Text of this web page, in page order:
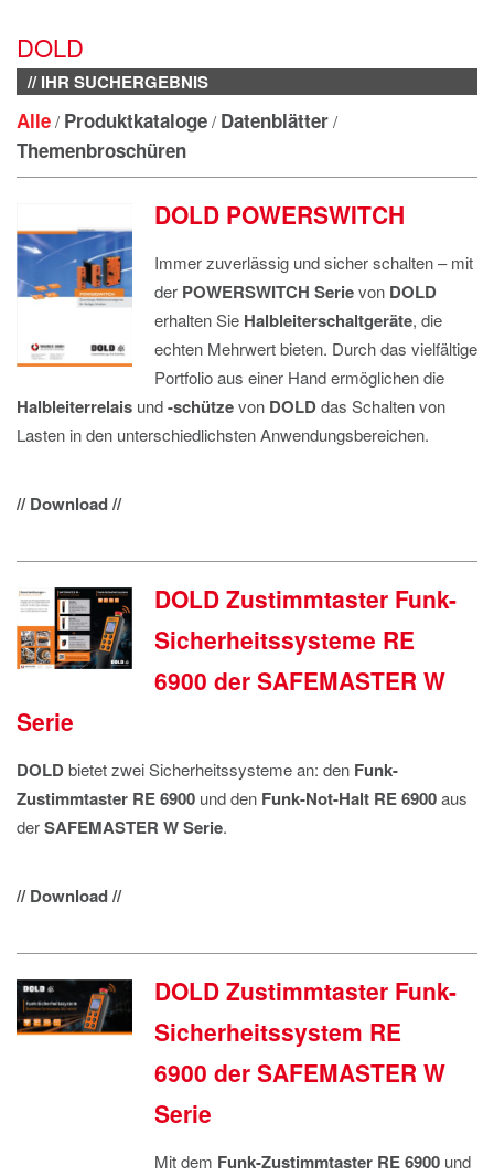
DATENSCHUTZ
DOLD
// IHR SUCHERGEBNIS
Alle/ Produktkataloge/ Datenblätter/
Themenbroschüren
DOLD POWERSWITCH
Immerzuverlässigundsicher schalten – mit
der POWERSWITCH Serievon DOLD
erhalten Sie Halbleiterschaltgeräte, die
echtenMehrwertbieten. Durchdas vielfältige
Portfolioaus einer Hand ermöglichendie
Halbleiterrelais und-schützevon DOLDdas Schaltenvon
Lasten inden unterschiedlichstenAnwendungsbereichen.
// Download //
DOLD Zustimmtaster Funk-
Sicherheitssysteme RE
6900 der SAFEMASTER W
Serie
DOLDbietet zwei Sicherheitssysteme an: den Funk-
Zustimmtaster RE 6900 und den Funk-Not-Halt RE 6900aus
derSAFEMASTER W Serie.
// Download //
DOLD Zustimmtaster Funk-
Sicherheitssystem RE
6900 der SAFEMASTER W
Serie
Mit dem Funk-Zustimmtaster RE 6900und